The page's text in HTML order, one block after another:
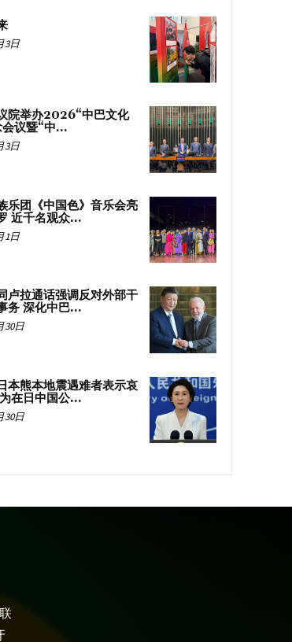
3日
院举办2026“中巴文化
议暨“中...
3日
乐团《中国色》音乐会亮
近千名观众...
1日
卢拉通话强调反对外部干
务 深化中巴...
30日
本熊本地震遇难者表示哀
在日中国公...
30日